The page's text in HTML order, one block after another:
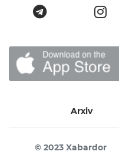
Arxiv
© 2023 Xabardor